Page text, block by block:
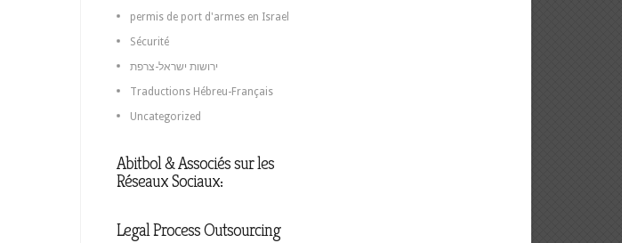
permis de port d'armes en Israel
Sécurité
ירושות ישראל-צרפת
Traductions Hébreu-Français
Uncategorized
Abitbol & Associés sur les
Réseaux Sociaux:
Legal Process Outsourcing